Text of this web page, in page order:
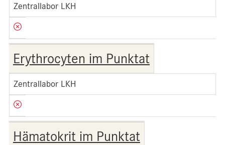
Zentrallabor LKH
Erythrocyten im Punktat
Zentrallabor LKH
Hämatokrit im Punktat